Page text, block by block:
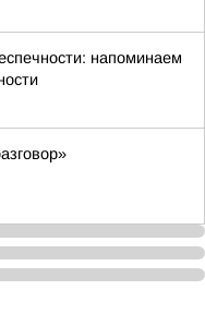
напоминаем